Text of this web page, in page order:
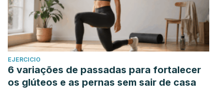
EJERCICIO
6 variações de passadas para fortalecer
os glúteos e as pernas sem sair de casa